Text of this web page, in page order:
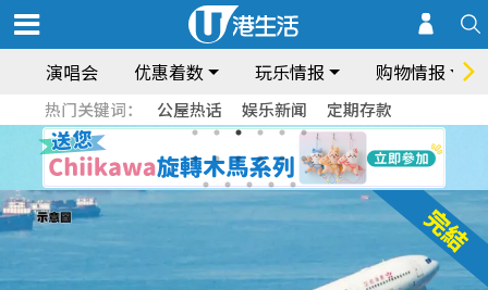
演唱会 优惠着数 玩乐情报 购物情报
热门关键词： 公屋热话 娱乐新闻 定期存款